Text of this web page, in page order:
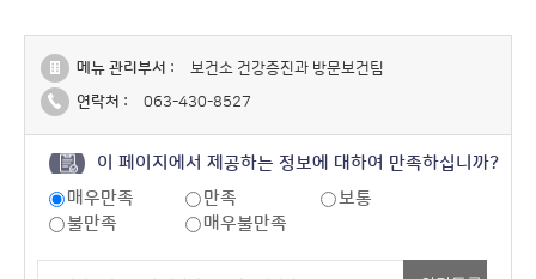
메뉴 관리부서 :
보건소 건강증진과 방문보건팀
연락처 :
063-430-8527
이 페이지에서 제공하는 정보에 대하여 만족하십니까?
매우만족
만족
보통
불만족
매우불만족